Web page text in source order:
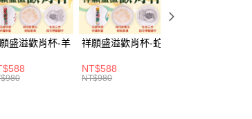
「大哥付你分期」於每月結算日後寄送繳費提
可選擇「超商條碼／台灣大直營門市／銀行轉
」等通路繳費。
$4000以下)
含以上)免運費
檻$4000以下)
含以上)免運費
盛溢歡肖杯-羊 祥願盛溢歡肖杯-蛇
NT$588
NT$980